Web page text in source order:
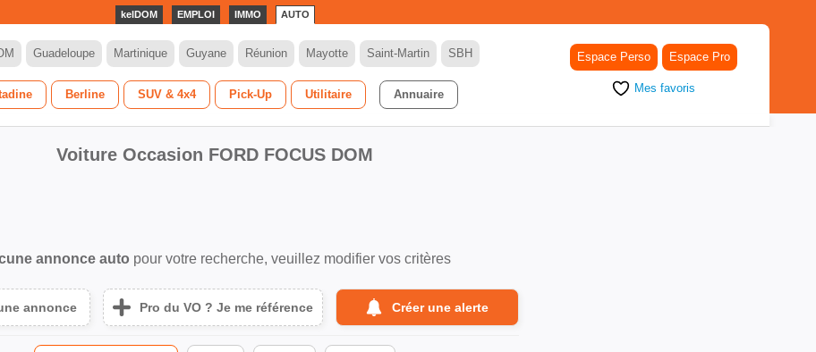
kelDOM EMPLOI IMMO AUTO
Guadeloupe Martinique Guyane Réunion Mayotte Saint-Martin SBH
Berline SUV & 4x4 Pick-Up Utilitaire Annuaire
Espace Perso Espace Pro
Mes favoris
Voiture Occasion FORD FOCUS DOM
annonce auto pour votre recherche, veuillez modifier vos critères
annonce Pro du VO ? Je me référence Créer une alerte